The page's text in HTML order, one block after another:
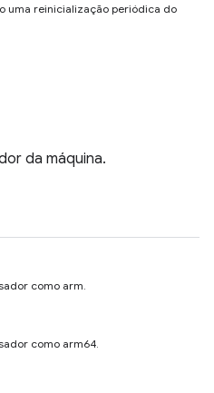
uma reinicialização periódica do
da máquina.
como arm.
como arm64.